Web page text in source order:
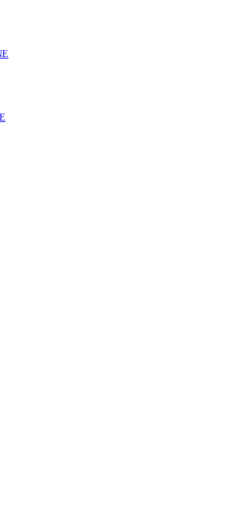
ficar sem médico de família com nova regras do
com enfarte apresentavam níveis elevados de
do pulmão são custo-efetivos e representam um
no cancro da mama triplo negativo
na alimentação para ajudar a controlar a